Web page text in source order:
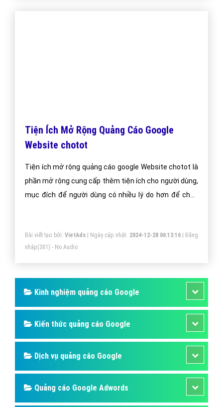
Tiện Ích Mở Rộng Quảng Cáo Google
Website chotot
Tiện ích mở rộng quảng cáo google Website chotot là
phần mở rộng cung cấp thêm tiện ích cho người dùng,
mục đích để người dùng có nhiều lý do hơn để chọn
Bài viết tạo bởi: VietAds| Ngày cập nhật: 2024-12-28 06:13:16|Đăng
nhập(381) - No Audio
Kinh nghiệm quảng cáo Google
Kiến thức quảng cáo Google
Dịch vụ quảng cáo Google
Quảng cáo Google Adwords